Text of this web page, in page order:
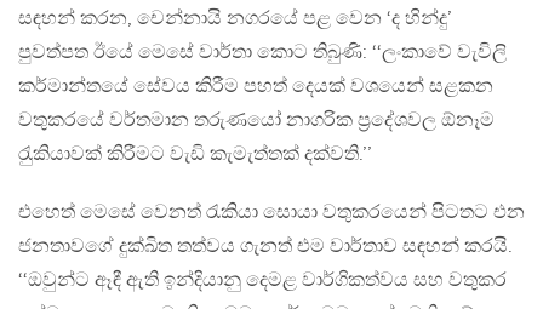
සඳහන් කරන, චෙන්නායි නගරයේ පළ වෙන ‘ද හින්දු’
පුවත්පත ඊයේ මෙසේ වාර්තා කොට තිබුණි: ‘‘ලංකාවේ වැවිලි
කර්මාන්තයේ සේවය කිරීම පහත් දෙයක් වශයෙන් සළකන
වතුකරයේ වර්තමාන තරුණයෝ නාගරික ප‍්‍රදේශවල ඕනෑම
රැුකියාවක් කිරීමට වැඩි කැමැත්තක් දක්වති.’’
එහෙත් මෙසේ වෙනත් රැකියා සොයා වතුකරයෙන් පිටතට එන
ජනතාවගේ දුක්ඛිත තත්වය ගැනත් එම වාර්තාව සඳහන් කරයි.
‘‘ඔවුන්ට ඈඳී ඇති ඉන්දියානු දෙමළ වාර්ගිකත්වය සහ වතුකර